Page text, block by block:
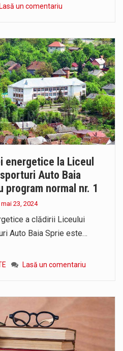
Lasă un comentariu
la Liceul
Auto Baia
program normal nr. 1
mai 23, 2024
a clădirii Liceului
Auto Baia Sprie este…
Lasă un comentariu